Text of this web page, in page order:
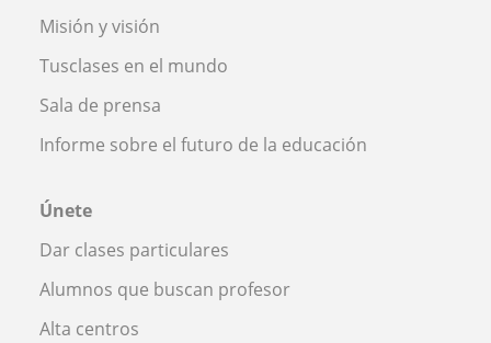
Misión y visión
Tusclases en el mundo
Sala de prensa
Informe sobre el futuro de la educación
Únete
Dar clases particulares
Alumnos que buscan profesor
Alta centros